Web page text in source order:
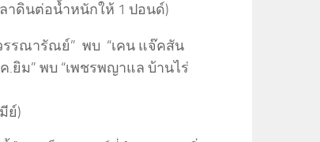
าดินต่อน้ำหนักให้ 1 ปอนด์)
รรณารัณย์” พบ “เคน แจ๊คสัน
.ยิม” พบ “เพชรพญาแล บ้านไร่
ย์)